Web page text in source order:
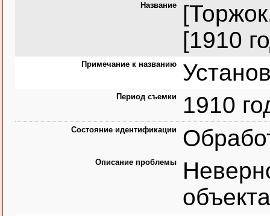
Название
[1910
Примечание к названию
Период съемки 1910
Состояние идентификации
Описание проблемы